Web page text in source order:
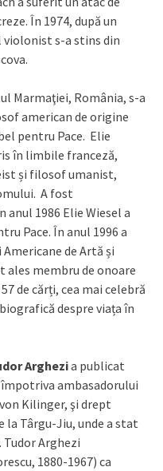
În 1974, după un
s-a stins din
Marmaţiei, România, s-a
american de origine
pentru Pace. Elie
în limbile franceză,
și filosof umanist,
A fost
1986 Elie Wiesel a
Pace. În anul 1996 a
de Artă și
ales membru de onoare
de cărți, cea mai celebră
despre viața în
Arghezia publicat
ambasadorului
Kilinger, şi drept
Târgu-Jiu, unde a stat
Tudor Arghezi
1880-1967) ca